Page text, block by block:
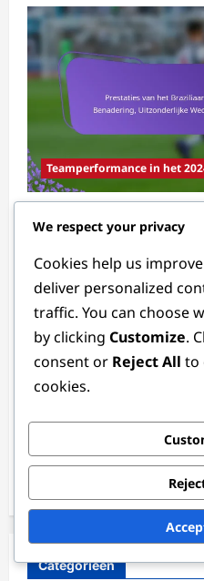
Teamperformance in het
Prestaties van het
Uitzonderlijke
Spelers
Tessa Langford 3 months
Over
Categorieën
We respect your privacy
Cookies help us
deliver personalized
traffic. You can choose
by clicking Customize.
consent or Reject All to
cookies.